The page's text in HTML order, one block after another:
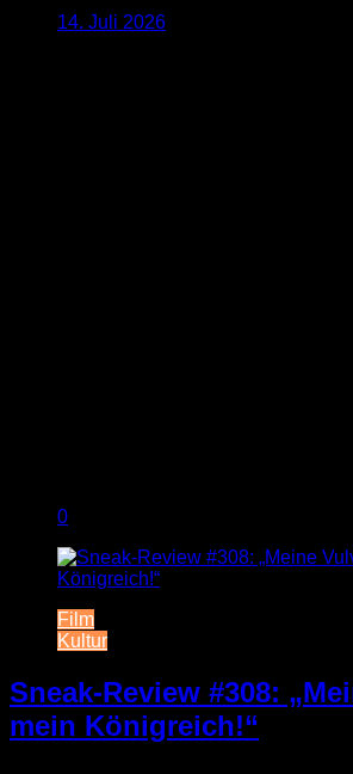
14. Juli 2026
0
Film
Kultur
Sneak-Review #308:
mein Königreich!“